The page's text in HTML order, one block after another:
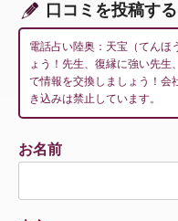
口コミを投稿する
電話占い陸奥：天宝（てんほ
ょう！先生、復縁に強い先生
で情報を交換しましょう！会
き込みは禁止しています。
お名前